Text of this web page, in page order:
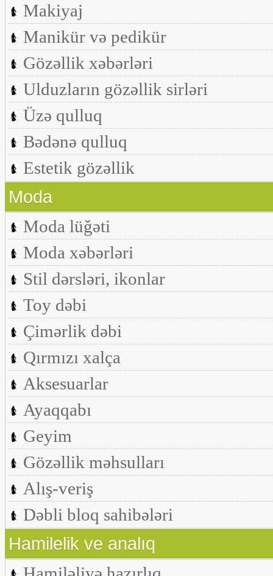
Makiyaj
Manikür və pedikür
Gözəllik xəbərləri
Ulduzların gözəllik sirləri
Üzə qulluq
Bədənə qulluq
Estetik gözəllik
Moda
Moda lüğəti
Moda xəbərləri
Stil dərsləri, ikonlar
Toy dəbi
Çimərlik dəbi
Qırmızı xalça
Aksesuarlar
Ayaqqabı
Geyim
Gözəllik məhsulları
Alış-veriş
Dəbli bloq sahibələri
Hamilelik ve analıq